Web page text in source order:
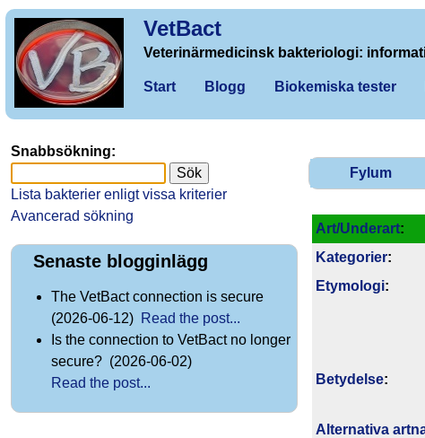
VetBact
Veterinärmedicinsk bakteriologi:
Start Blogg Biokemiska tester
Fylum
Art/Underart:
Kategorier:
Etymologi:
Betydelse:
Alternativa
Snabbsökning:
Lista bakterier enligt vissa kriterier
Avancerad sökning
Senaste blogginlägg
The VetBact connection is secure
(2026-06-12) Read the post...
Is the connection to VetBact no longer
secure? (2026-06-02)
Read the post...